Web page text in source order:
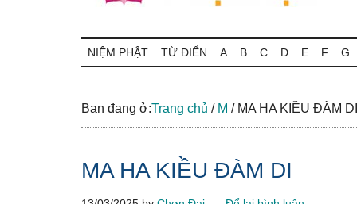
Từ
điển
Phật
cứu
thuật
Phật
học
NIỆM PHẬT TỪ ĐIỂN A B C D E F G
Bạn đang ở:Trang chủ / M /MA HA KIỀU ĐÀM DI
MA HA KIỀU ĐÀM DI